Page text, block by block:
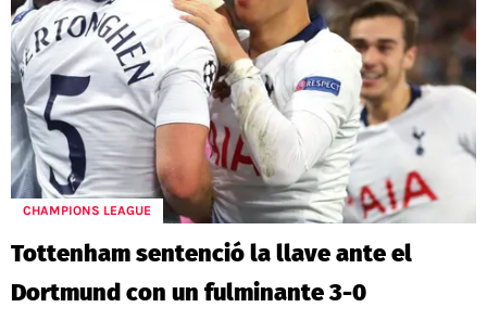
CHAMPIONS LEAGUE
Tottenham sentenció la llave ante el
Dortmund con un fulminante 3-0